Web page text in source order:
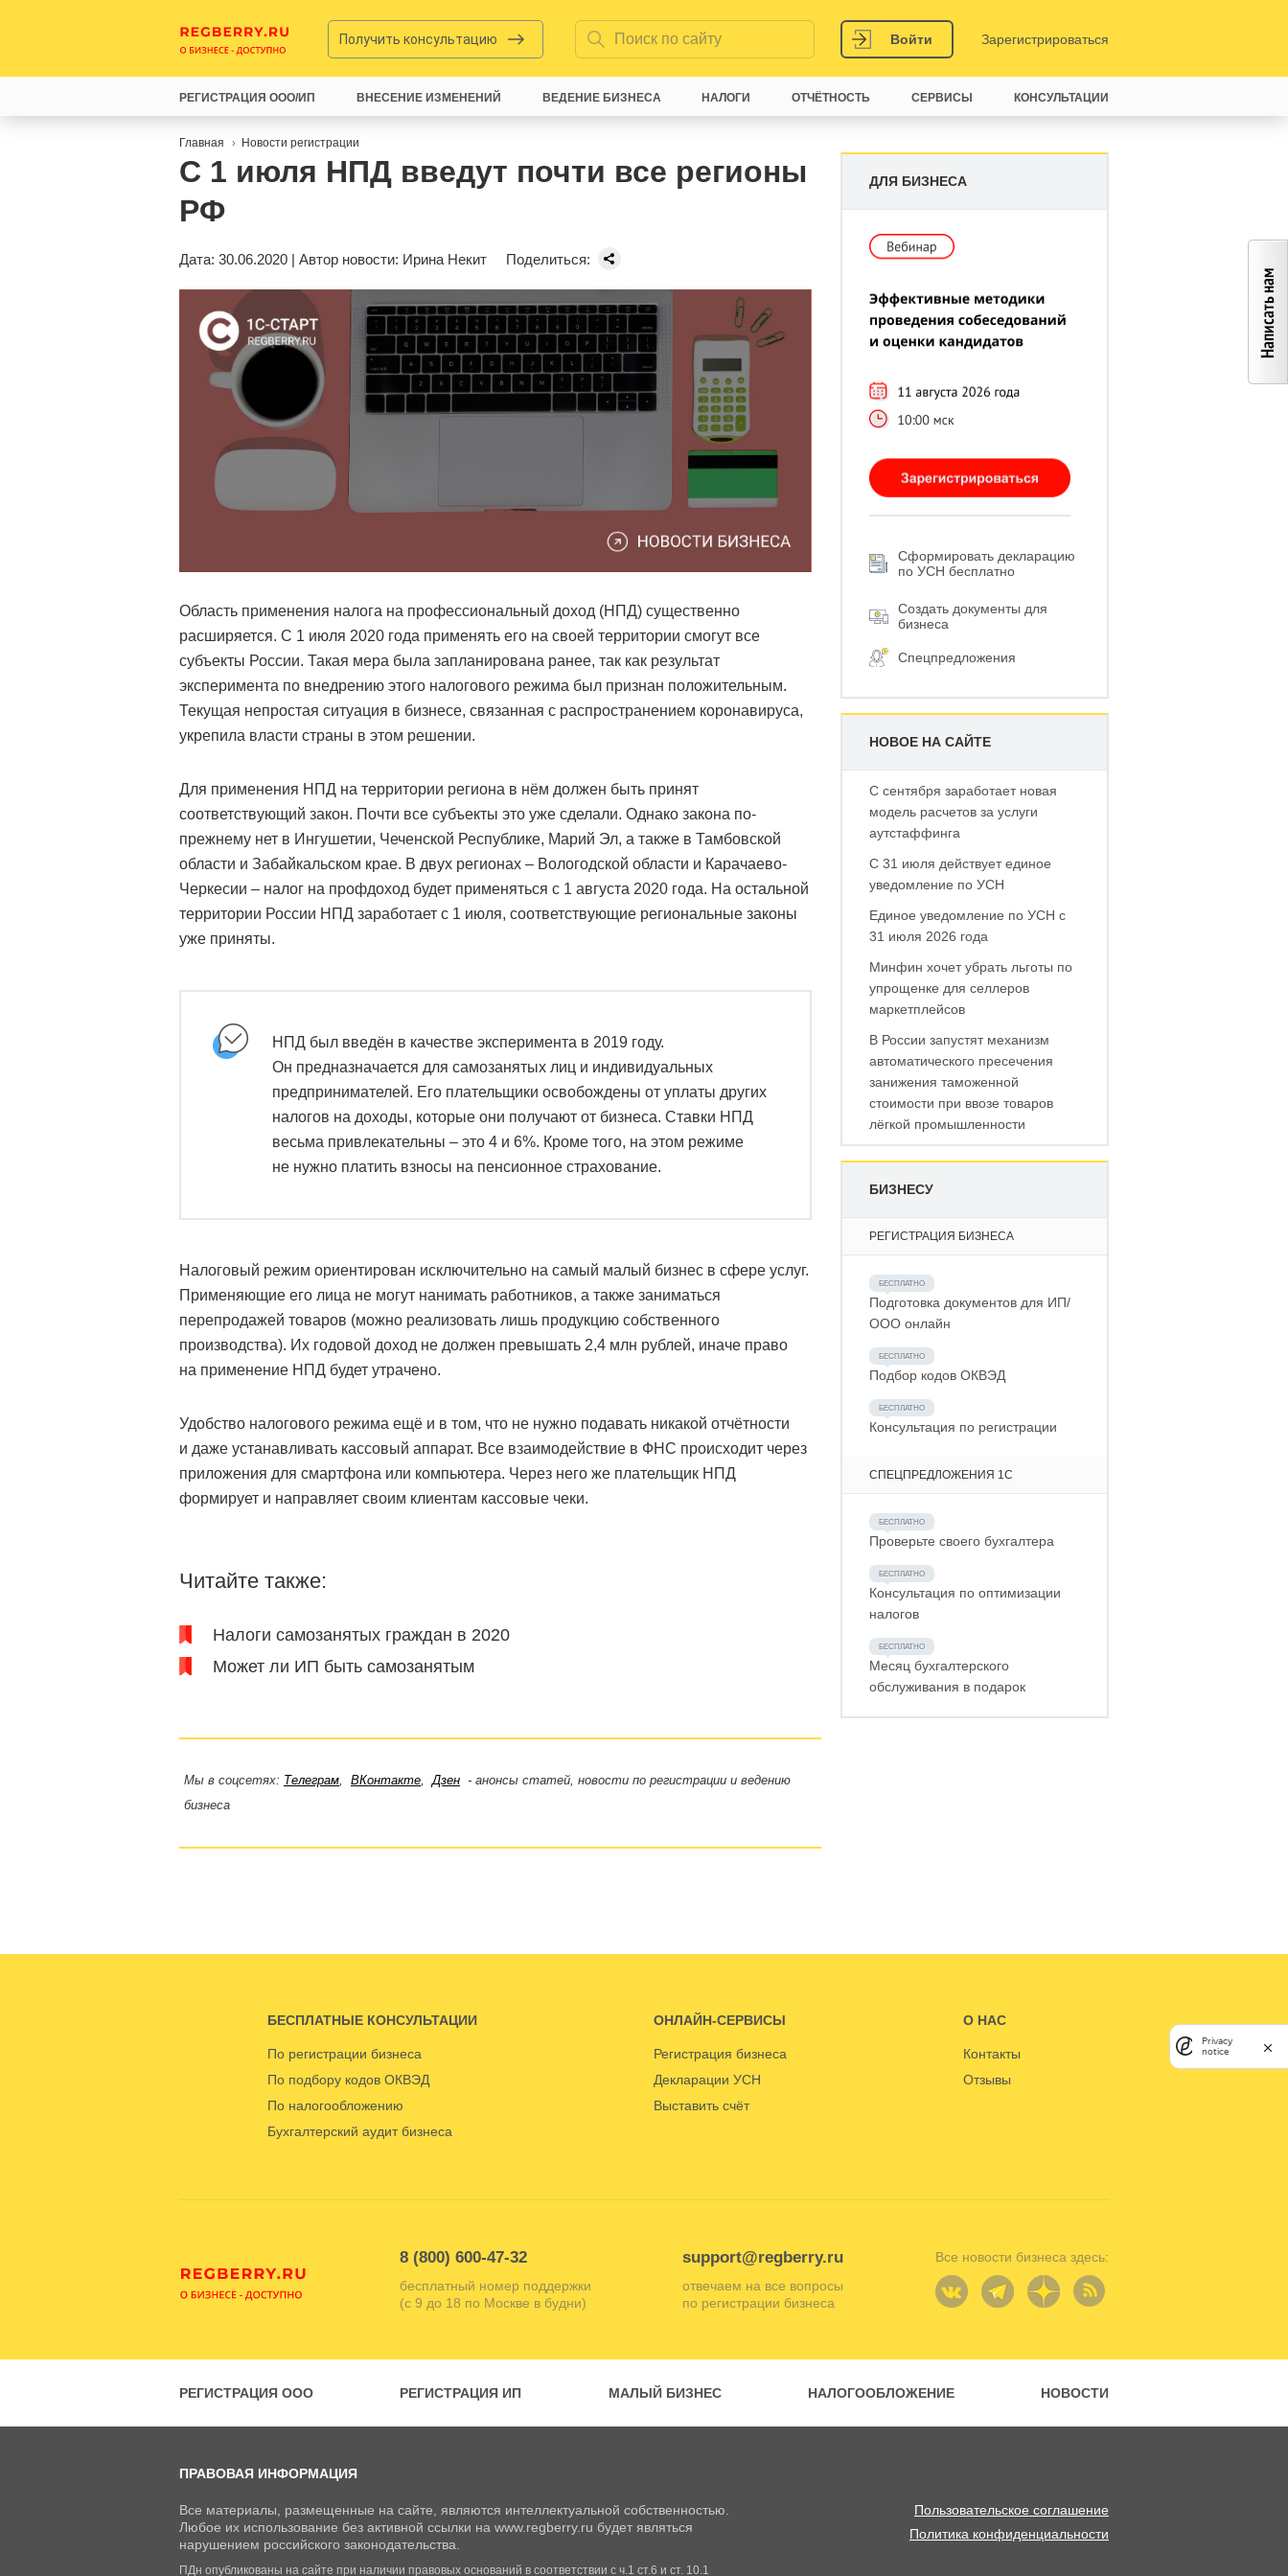
Получить консультацию Войти Зарегистрироваться
Главная Новости регистрации
С 1 июля НПД введут почти все регионы
РФ
Дата: 30.06.2020 | Автор новости: Ирина Некит Поделиться:
Область применения налога на профессиональный доход (НПД) существенно
расширяется. С 1 июля 2020 года применять его на своей территории смогут все
субъекты России. Такая мера была запланирована ранее, так как результат
эксперимента по внедрению этого налогового режима был признан положительным.
Текущая непростая ситуация в бизнесе, связанная с распространением коронавируса,
укрепила власти страны в этом решении.
Для применения НПД на территории региона в нём должен быть принят
соответствующий закон. Почти все субъекты это уже сделали. Однако закона по-
прежнему нет в Ингушетии, Чеченской Республике, Марий Эл, а также в Тамбовской
области и Забайкальском крае. В двух регионах – Вологодской области и Карачаево-
Черкесии – налог на профдоход будет применяться с 1 августа 2020 года. На остальной
территории России НПД заработает с 1 июля, соответствующие региональные законы
уже приняты.
НПД был введён в качестве эксперимента в 2019 году.
Он предназначается для самозанятых лиц и индивидуальных
предпринимателей. Его плательщики освобождены от уплаты других
налогов на доходы, которые они получают от бизнеса. Ставки НПД
весьма привлекательны – это 4 и 6%. Кроме того, на этом режиме
не нужно платить взносы на пенсионное страхование.
Налоговый режим ориентирован исключительно на самый малый бизнес в сфере услуг.
Применяющие его лица не могут нанимать работников, а также заниматься
перепродажей товаров (можно реализовать лишь продукцию собственного
производства). Их годовой доход не должен превышать 2,4 млн рублей, иначе право
на применение НПД будет утрачено.
Удобство налогового режима ещё и в том, что не нужно подавать никакой отчётности
и даже устанавливать кассовый аппарат. Все взаимодействие в ФНС происходит через
приложения для смартфона или компьютера. Через него же плательщик НПД
формирует и направляет своим клиентам кассовые чеки.
Читайте также:
Налоги самозанятых граждан в 2020
Может ли ИП быть самозанятым
Мы в соцсетях: Телеграм ВКонтакте Дзен - анонсы статей, новости по регистрации и ведению
бизнеса
ДЛЯ БИЗНЕСА
Сформировать декларацию
по УСН бесплатно
Создать документы для
бизнеса
Спецпредложения
НОВОЕ НА САЙТЕ
С сентября заработает новая
модель расчетов за услуги
аутстаффинга
С 31 июля действует единое
уведомление по УСН
Единое уведомление по УСН с
31 июля 2026 года
Минфин хочет убрать льготы по
упрощенке для селлеров
маркетплейсов
В России запустят механизм
автоматического пресечения
занижения таможенной
стоимости при ввозе товаров
лёгкой промышленности
БИЗНЕСУ
РЕГИСТРАЦИЯ БИЗНЕСА
Подготовка документов для ИП/
ООО онлайн
Подбор кодов ОКВЭД
Консультация по регистрации
СПЕЦПРЕДЛОЖЕНИЯ 1С
Проверьте своего бухгалтера
Консультация по оптимизации
налогов
Месяц бухгалтерского
обслуживания в подарок
РЕГИСТРАЦИЯ ООО/ИП ВНЕСЕНИЕ ИЗМЕНЕНИЙ ВЕДЕНИЕ БИЗНЕСА НАЛОГИ ОТЧЁТНОСТЬ СЕРВИСЫ КОНСУЛЬТАЦИИ
БЕСПЛАТНЫЕ КОНСУЛЬТАЦИИ
По регистрации бизнеса
По подбору кодов ОКВЭД
По налогообложению
Бухгалтерский аудит бизнеса
ОНЛАЙН-СЕРВИСЫ
Регистрация бизнеса
Декларации УСН
Выставить счёт
О НАС
Контакты
Отзывы
8 (800) 600-47-32
бесплатный номер поддержки
(с 9 до 18 по Москве в будни)
support@regberry.ru
отвечаем на все вопросы
по регистрации бизнеса
Все новости бизнеса здесь:
РЕГИСТРАЦИЯ ООО РЕГИСТРАЦИЯ ИП МАЛЫЙ БИЗНЕС НАЛОГООБЛОЖЕНИЕ НОВОСТИ
ПРАВОВАЯ ИНФОРМАЦИЯ
Все материалы, размещенные на сайте, являются интеллектуальной собственностью.
Любое их использование без активной ссылки на www.regberry.ru будет являться
нарушением российского законодательства.
ПДн опубликованы на сайте при наличии правовых оснований в соответствии с ч.1 ст.6 и ст. 10.1
Пользовательское соглашение
Политика конфиденциальности
Privacy
notice